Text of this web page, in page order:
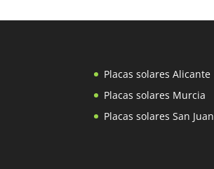
Placas solares Alicante
Placas solares Murcia
Placas solares San Juan